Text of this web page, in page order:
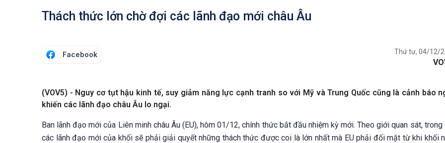
Thách thức lớn chờ đợi các lãnh đạo mới châu Âu
Facebook Thứ tư, 04/12/
(VOV5) - Nguy cơ tụt hậu kinh tế, suy giảm năng lực cạnh tranh so với Mỹ và Trung Quốc cũng là cảnh báo
khiến các lãnh đạo châu Âu lo ngại.
Ban lãnh đạo mới của Liên minh châu Âu (EU), hôm 01/12, chính thức bắt đầu nhiệm kỳ mới. Theo giới quan sát,
các lãnh đạo mới của khối sẽ phải giải quyết những thách thức được coi là lớn nhất mà EU phải đối mặt từ khi khối